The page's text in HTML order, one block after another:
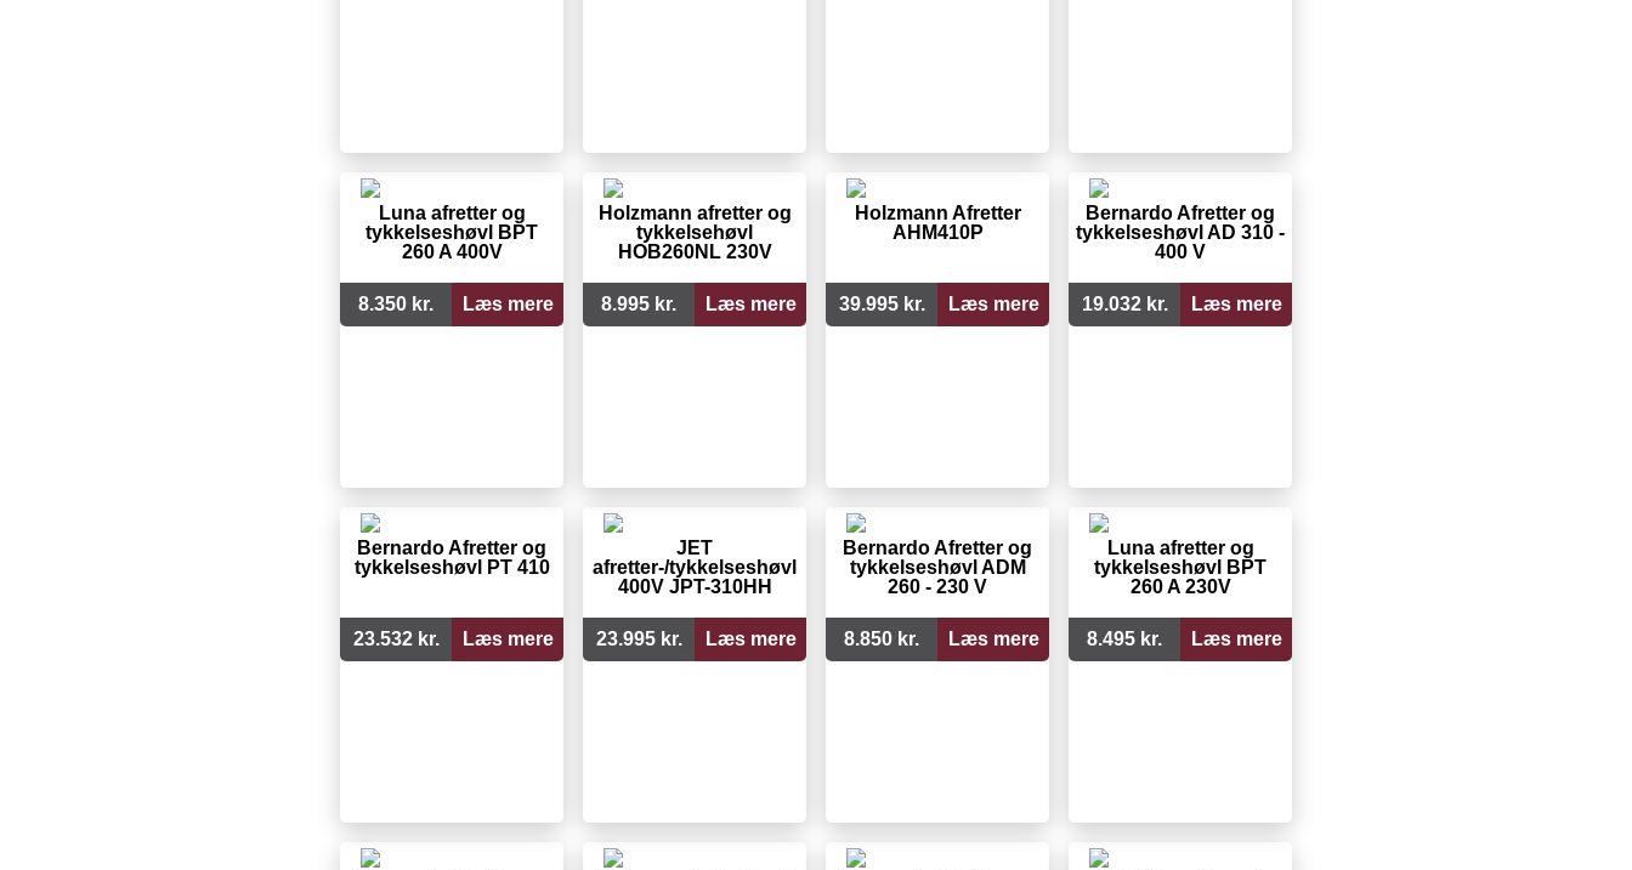
Luna afretter og
tykkelseshøvl BPT
260 A 400V
8.350 kr. Læs mere
Holzmann afretter og
tykkelsehøvl
HOB260NL 230V
8.995 kr. Læs mere
Holzmann Afretter
AHM410P
39.995 kr. Læs mere
Bernardo Afretter og
tykkelseshøvl AD 310 -
400 V
19.032 kr. Læs mere
Bernardo Afretter og
tykkelseshøvl PT 410
23.532 kr. Læs mere
JET
afretter-/tykkelseshøvl
400V JPT-310HH
23.995 kr. Læs mere
Bernardo Afretter og
tykkelseshøvl ADM
260 - 230 V
8.850 kr. Læs mere
Luna afretter og
tykkelseshøvl BPT
260 A 230V
8.495 kr. Læs mere